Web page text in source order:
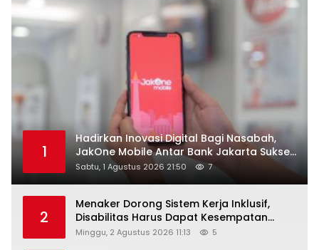
1
Hadirkan Inovasi Digital Bagi Nasabah,
JakOne Mobile Antar Bank Jakarta Sukses
Raih Digital Excellence Awards 2026
Sabtu, 1 Agustus 2026 21:50 7
2
Menaker Dorong Sistem Kerja Inklusif,
Disabilitas Harus Dapat Kesempatan
Setara
Minggu, 2 Agustus 2026 11:13 5